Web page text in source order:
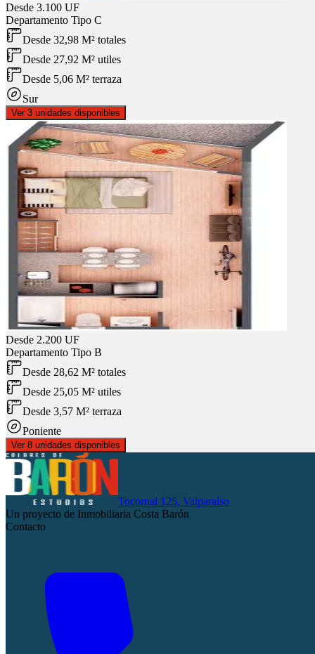
Desde 3.100 UF
Departamento Tipo C
Desde 32,98 M² totales
Desde 27,92 M² utiles
Desde 5,06 M² terraza
Sur
Ver 3 unidades disponibles
Desde 2.200 UF
Departamento Tipo B
Desde 28,62 M² totales
Desde 25,05 M² utiles
Desde 3,57 M² terraza
Poniente
Ver 8 unidades disponibles
Tocornal 125, Valparaíso
Un proyecto de Inmobiliaria Costa Barón
Contacto